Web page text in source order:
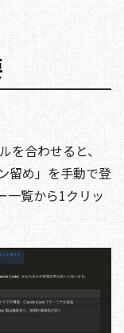
を合わせると、
留め」を手動で登
一覧から1クリッ